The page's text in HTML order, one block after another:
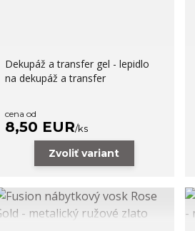
Dekupáž a transfer gel - lepidlo
na dekupáž a transfer
cena od
8,50 EUR/ks
Zvoliť variant